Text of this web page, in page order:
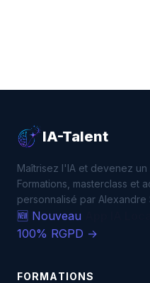
IA-Talent
Maîtrisez l'IA et devenez un
Formations, masterclass et
personnalisé par Alexandre
🆕 Nouveau
100% RGPD →
FORMATIONS